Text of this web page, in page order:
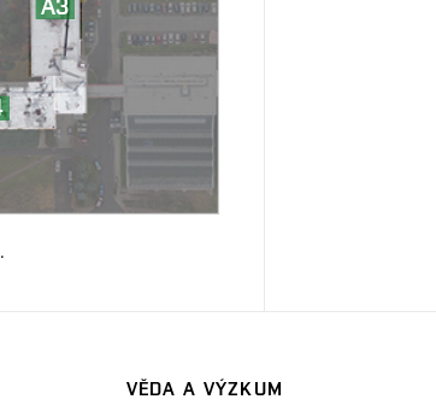
.
VĚDA A VÝZKUM